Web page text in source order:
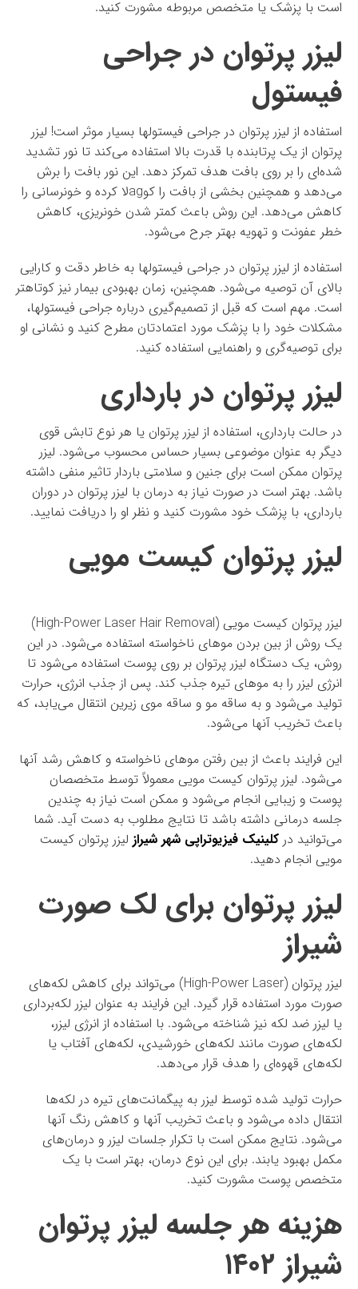
است با پزشک یا متخصص مربوطه مشورت کنید.
لیزر پرتوان در جراحی
فیستول
استفاده از لیزر پرتوان در جراحی فیستولها بسیار موثر است! لیزر
پرتوان از یک پرتابنده با قدرت بالا استفاده می‌کند تا نور تشدید
شده‌ای را بر روی بافت هدف تمرکز دهد. این نور بافت را برش
می‌دهد و همچنین بخشی از بافت را کوagلا کرده و خونرسانی را
کاهش می‌دهد. این روش باعث کمتر شدن خونریزی، کاهش
خطر عفونت و تهویه بهتر جرح می‌شود.
استفاده از لیزر پرتوان در جراحی فیستولها به خاطر دقت و کارایی
بالای آن توصیه می‌شود. همچنین، زمان بهبودی بیمار نیز کوتاهتر
است. مهم است که قبل از تصمیم‌گیری درباره جراحی فیستولها،
مشکلات خود را با پزشک مورد اعتمادتان مطرح کنید و نشانی او
برای توصیه‌گری و راهنمایی استفاده کنید.
لیزر پرتوان در بارداری
در حالت بارداری، استفاده از لیزر پرتوان یا هر نوع تابش قوی
دیگر به عنوان موضوعی بسیار حساس محسوب می‌شود. لیزر
پرتوان ممکن است برای جنین و سلامتی باردار تاثیر منفی داشته
باشد. بهتر است در صورت نیاز به درمان با لیزر پرتوان در دوران
بارداری، با پزشک خود مشورت کنید و نظر او را دریافت نمایید.
لیزر پرتوان کیست مویی
لیزر پرتوان کیست مویی (High-Power Laser Hair Removal)
یک روش از بین بردن موهای ناخواسته استفاده می‌شود. در این
روش، یک دستگاه لیزر پرتوان بر روی پوست استفاده می‌شود تا
انرژی لیزر را به موهای تیره جذب کند. پس از جذب انرژی، حرارت
تولید می‌شود و به ساقه مو و ساقه موی زیرین انتقال می‌یابد، که
باعث تخریب آنها می‌شود.
این فرایند باعث از بین رفتن موهای ناخواسته و کاهش رشد آنها
می‌شود. لیزر پرتوان کیست مویی معمولاً توسط متخصصان
پوست و زیبایی انجام می‌شود و ممکن است نیاز به چندین
جلسه درمانی داشته باشد تا نتایج مطلوب به دست آید. شما
می‌توانید در کلینیک فیزیوتراپی شهر شیراز لیزر پرتوان کیست
مویی انجام دهید.
لیزر پرتوان برای لک صورت
شیراز
لیزر پرتوان (High-Power Laser) می‌تواند برای کاهش لکه‌های
صورت مورد استفاده قرار گیرد. این فرایند به عنوان لیزر لکه‌برداری
یا لیزر ضد لکه نیز شناخته می‌شود. با استفاده از انرژی لیزر،
لکه‌های صورت مانند لکه‌های خورشیدی، لکه‌های آفتاب یا
لکه‌های قهوه‌ای را هدف قرار می‌دهد.
حرارت تولید شده توسط لیزر به پیگمانت‌های تیره در لکه‌ها
انتقال داده می‌شود و باعث تخریب آنها و کاهش رنگ آنها
می‌شود. نتایج ممکن است با تکرار جلسات لیزر و درمان‌های
مکمل بهبود یابند. برای این نوع درمان، بهتر است با یک
متخصص پوست مشورت کنید.
هزینه هر جلسه لیزر پرتوان
شیراز ۱۴۰۲